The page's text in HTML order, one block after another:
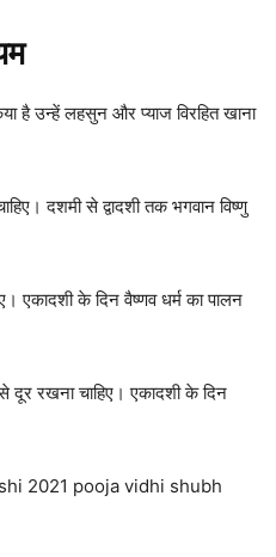
है उन्हें लहसुन और प्याज विरहित खाना
दशमी से द्वादशी तक भगवान विष्णु
एकादशी के दिन वैष्णव धर्म का पालन
दूर रखना चाहिए। एकादशी के दिन
2021 pooja vidhi shubh